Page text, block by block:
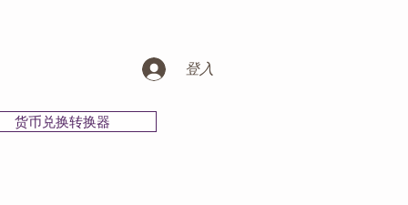
登入
货币兑换转换器